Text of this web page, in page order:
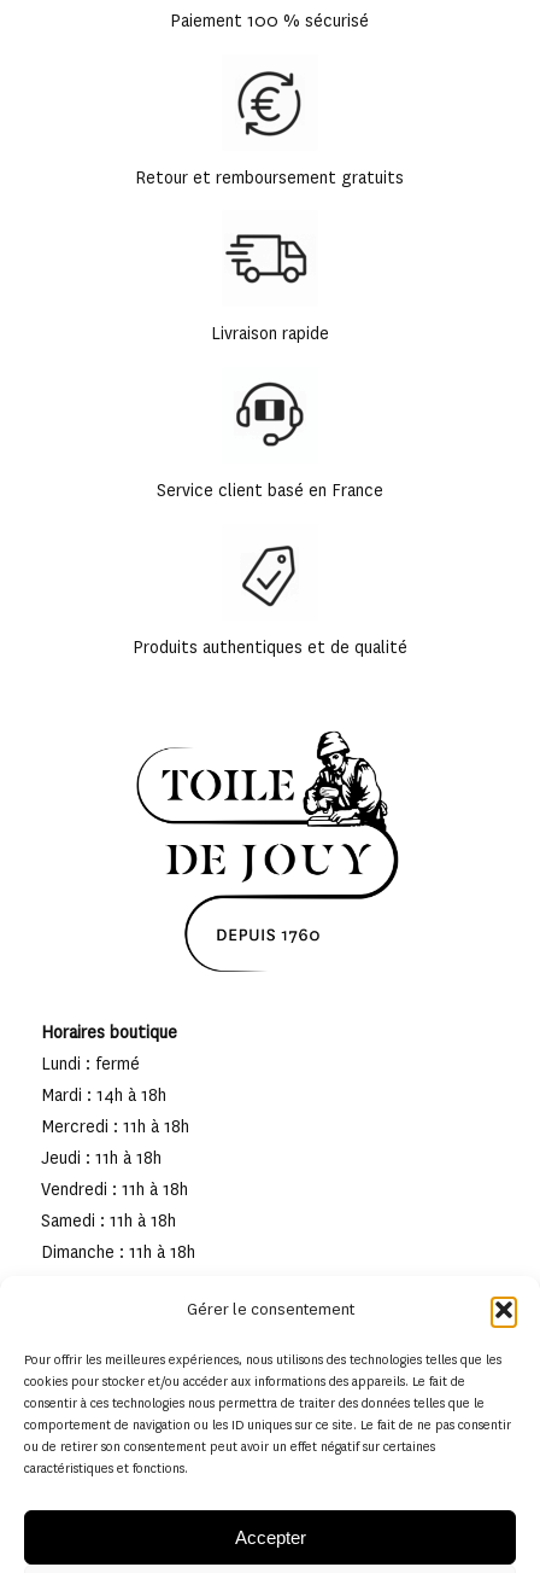
Gérer le consentement
Pour offrir les meilleures expériences, nous utilisons des technologies telles que les
cookies pour stocker et/ou accéder aux informations des appareils. Le fait de
consentir à ces technologies nous permettra de traiter des données telles que le
comportement de navigation ou les ID uniques sur ce site. Le fait de ne pas consentir
ou de retirer son consentement peut avoir un effet négatif sur certaines
caractéristiques et fonctions.
Accepter
Paiement 100 % sécurisé
Retour et remboursement gratuits
Livraison rapide
Service client basé en France
Produits authentiques et de qualité
Horaires boutique
Lundi : fermé
Mardi : 14h à 18h
Mercredi : 11h à 18h
Jeudi : 11h à 18h
Vendredi : 11h à 18h
Samedi : 11h à 18h
Dimanche : 11h à 18h